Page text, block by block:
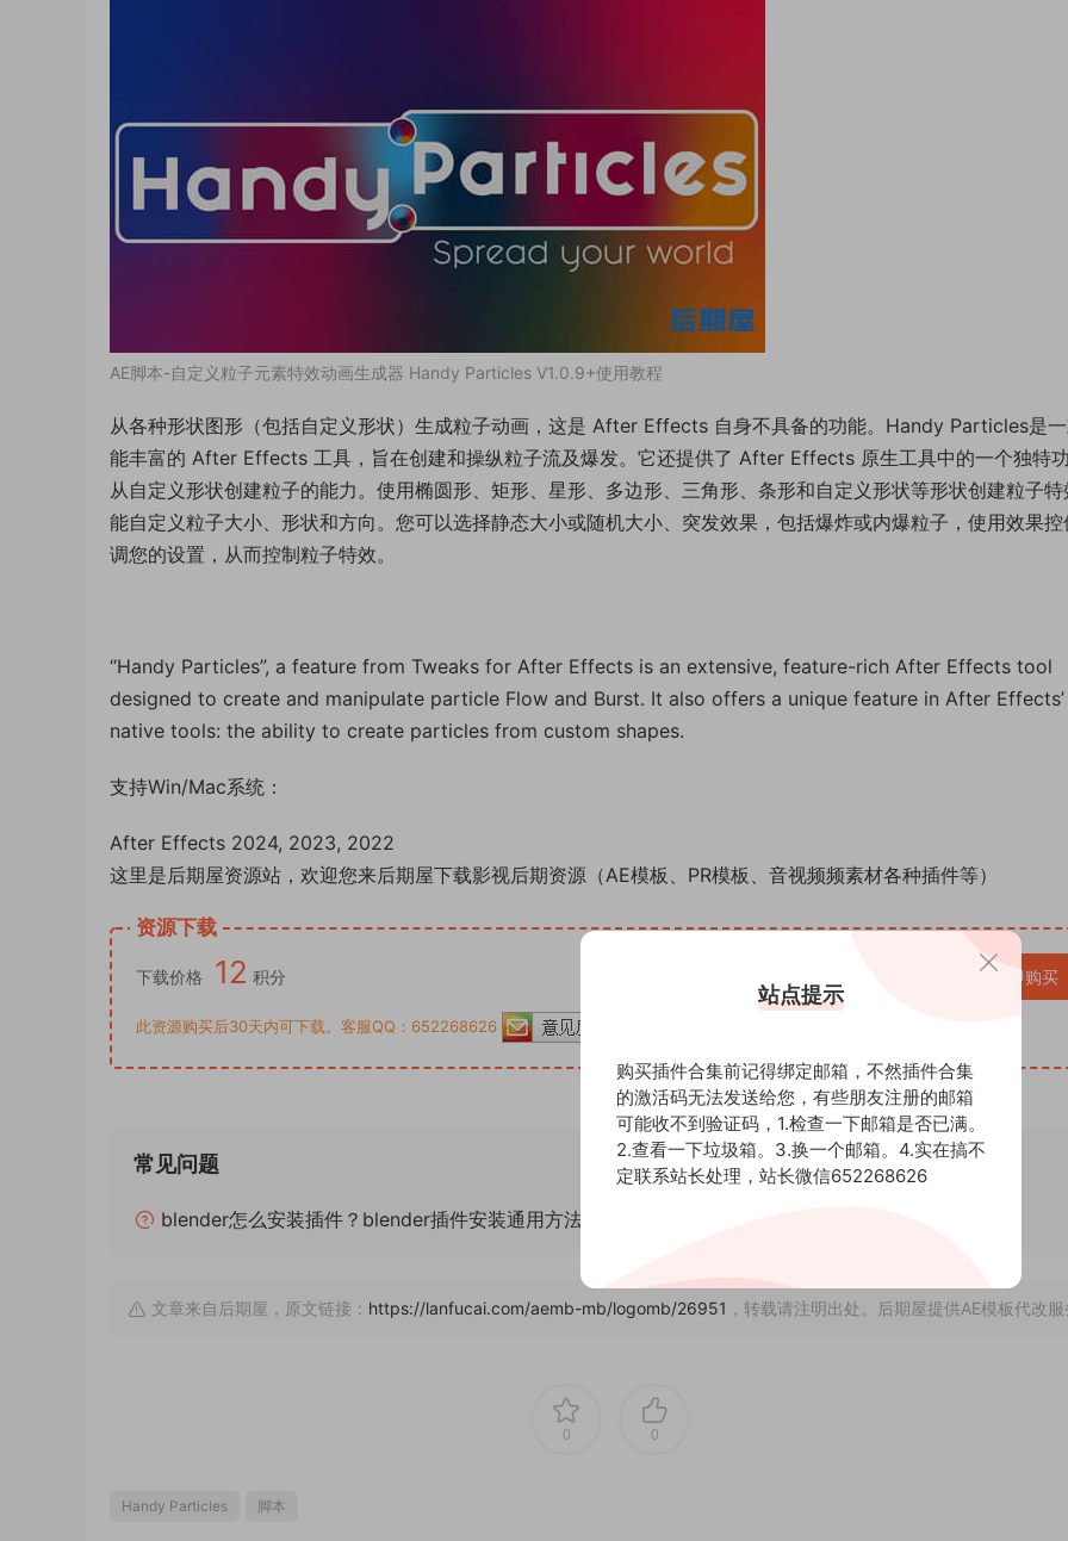
AE脚本-自定义粒子元素特效动画生成器 Handy Particles V1.0.9+使用教程
从各种形状图形（包括自定义形状）生成粒子动画，这是 After Effects 自身不具备的功能。Handy Particles是
能丰富的 After Effects 工具，旨在创建和操纵粒子流及爆发。它还提供了 After Effects 原生工具中的一个独特功
从自定义形状创建粒子的能力。使用椭圆形、矩形、星形、多边形、三角形、条形和自定义形状等形状创建粒子特
能自定义粒子大小、形状和方向。您可以选择静态大小或随机大小、突发效果，包括爆炸或内爆粒子，使用效果控
调您的设置，从而控制粒子特效。
“Handy Particles”, a feature from Tweaks for After Effects is an extensive, feature-rich After Effects tool
designed to create and manipulate particle Flow and Burst. It also offers a unique feature in After Effects’
native tools: the ability to create particles from custom shapes.
支持Win/Mac系统：
After Effects 2024, 2023, 2022
这里是后期屋资源站，欢迎您来后期屋下载影视后期资源（AE模板、PR模板、音视频频素材各种插件等）
资源下载
下载价格 12 积分 立即购买
此资源购买后30天内可下载。客服QQ：652268626
常见问题
blender怎么安装插件？blender插件安装通用方法！
文章来自后期屋，原文链接： https://lanfucai.com/aemb-mb/logomb/26951 ，转载请注明出处。后期屋提供AE模板代改服
0 0
Handy Particles 脚本
站点提示
购买插件合集前记得绑定邮箱，不然插件合集
的激活码无法发送给您，有些朋友注册的邮箱
可能收不到验证码，1.检查一下邮箱是否已满。
2.查看一下垃圾箱。3.换一个邮箱。4.实在搞不
定联系站长处理，站长微信652268626